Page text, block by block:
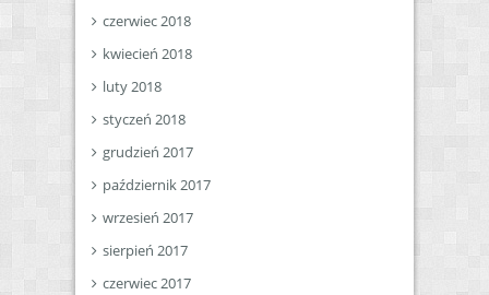
czerwiec 2018
kwiecień 2018
luty 2018
styczeń 2018
grudzień 2017
październik 2017
wrzesień 2017
sierpień 2017
czerwiec 2017